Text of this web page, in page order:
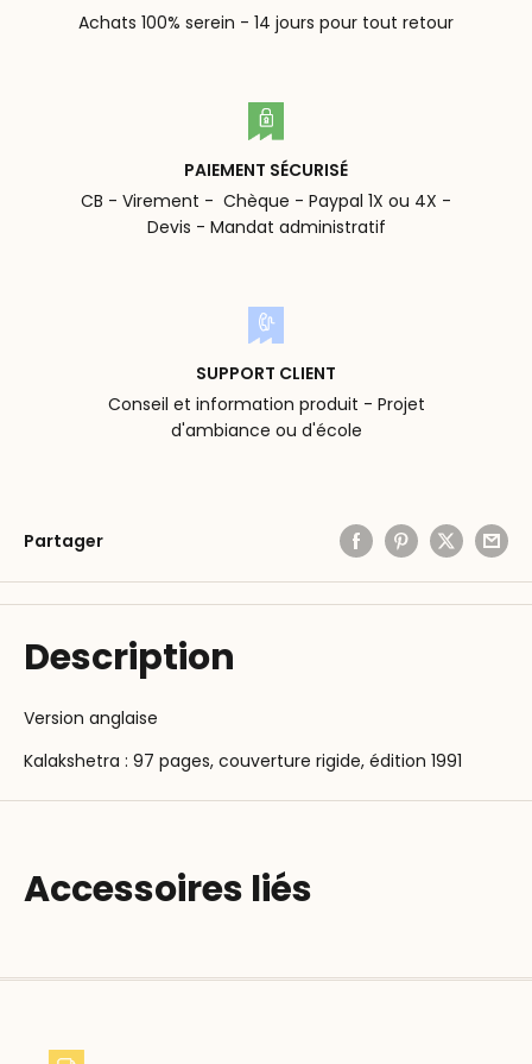
Achats 100% serein - 14 jours pour tout retour
PAIEMENT SÉCURISÉ
CB - Virement - Chèque - Paypal 1X ou 4X -
Devis - Mandat administratif
SUPPORT CLIENT
Conseil et information produit - Projet
d'ambiance ou d'école
Partager
Description
Version anglaise
Kalakshetra : 97 pages, couverture rigide, édition 1991
Accessoires liés